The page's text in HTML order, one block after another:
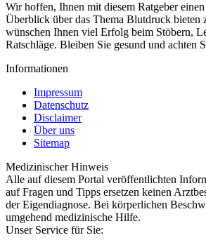
Wir hoffen, Ihnen mit diesem Ratgeber einen
Überblick über das Thema Blutdruck bieten
wünschen Ihnen viel Erfolg beim Stöbern,
Ratschläge. Bleiben Sie gesund und achten
Informationen
Impressum
Datenschutz
Disclaimer
Über uns
Sitemap
Medizinischer Hinweis
Alle auf diesem Portal veröffentlichten
auf Fragen und Tipps ersetzen keinen
der Eigendiagnose. Bei körperlichen
umgehend medizinische Hilfe.
Unser Service für Sie: